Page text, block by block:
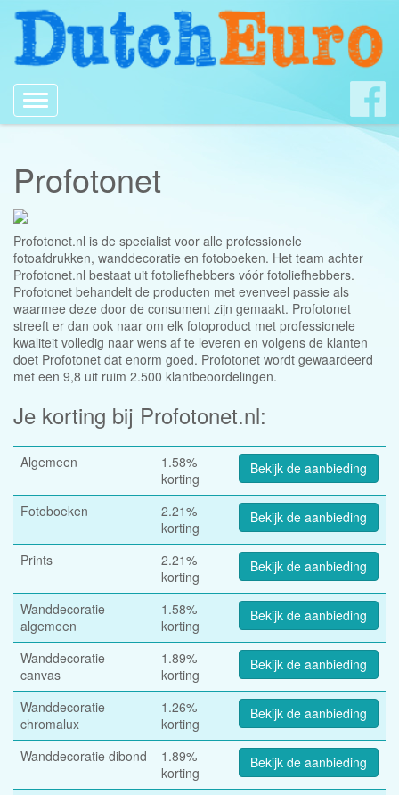
Toggle
navigation
Profotonet
Profotonet.nl is de specialist voor alle professionele
fotoafdrukken, wanddecoratie en fotoboeken. Het team achter
Profotonet.nl bestaat uit fotoliefhebbers vóór fotoliefhebbers.
Profotonet behandelt de producten met evenveel passie als
waarmee deze door de consument zijn gemaakt. Profotonet
streeft er dan ook naar om elk fotoproduct met professionele
kwaliteit volledig naar wens af te leveren en volgens de klanten
doet Profotonet dat enorm goed. Profotonet wordt gewaardeerd
met een 9,8 uit ruim 2.500 klantbeoordelingen.
Je korting bij Profotonet.nl:
Algemeen
1.58%
korting
Bekijk de aanbieding
Fotoboeken
2.21%
korting
Bekijk de aanbieding
Prints
2.21%
korting
Bekijk de aanbieding
Wanddecoratie
algemeen
1.58%
korting
Bekijk de aanbieding
Wanddecoratie
canvas
1.89%
korting
Bekijk de aanbieding
Wanddecoratie
chromalux
1.26%
korting
Bekijk de aanbieding
Wanddecoratie dibond
1.89%
korting
Bekijk de aanbieding